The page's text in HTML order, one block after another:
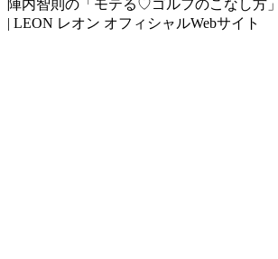
陣内智則の「モテる♡ゴルフのこなし方
| LEON レオン オフィシャルWebサイト